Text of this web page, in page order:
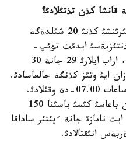
قانشا كذن تذتئلادئ؟
- 2012 - جئلئ رامازان ايئنئث بئرئنشئ كذنئ 20 شئلدةگة
ايدئث تؤئپ-
تولؤئنا نةگئزدةلگةن. سوندئقتان، اراب ايلارئ 29 جانة 30
ايئ وتئز كذنگة جالعاسادئ.
ورازا ايت نامازئ 19 - تامئز كذنئ ساعات 07.00-دة وقئلادئ.
ءپئتئر ساداقانئث اقشامةن شاققان باعاسئ كئسئ باسئنا 150
نامازئ جانة ءپئتئر ساداقا
انئقتالادئ.